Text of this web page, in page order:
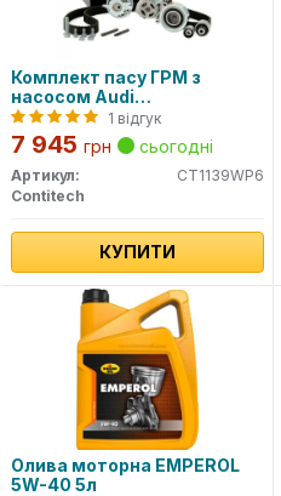
Комплект пасу ГРМ з
насосом Audi
A3/A4/A5/A6/Q5/VW
1 відгук
7 945 грн сьогодні
Артикул:
CT1139WP6
Contitech
КУПИТИ
Олива моторна EMPEROL
5W-40 5л